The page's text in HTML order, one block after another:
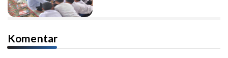
Komentar